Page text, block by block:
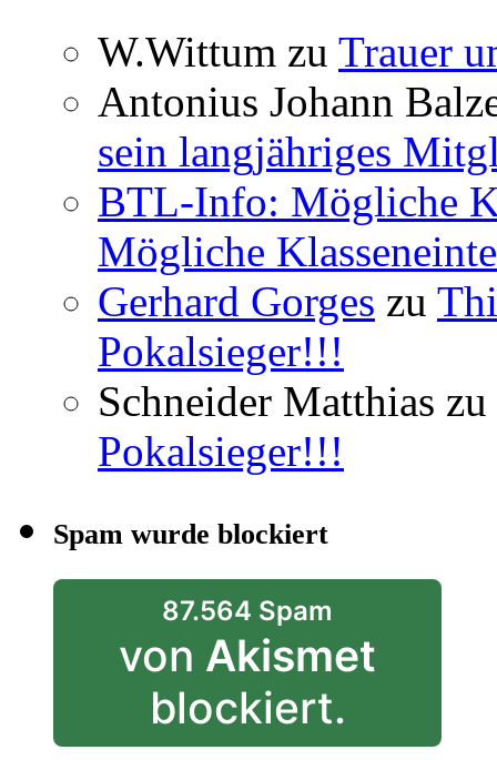
W.Wittum zu Trauer
Antonius Johann
sein langjähriges
BTL-Info: Mögliche
Mögliche
Gerhard Gorges zu
Pokalsieger!!!
Schneider Matthias zu
Pokalsieger!!!
Spam wurde blockiert
87.564 Spam
von Akismet
blockiert.